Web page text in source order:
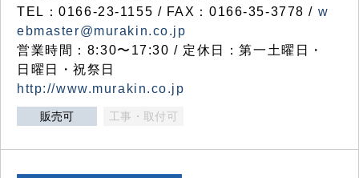
TEL：0166-23-1155 / FAX：0166-35-3778 / w
ebmaster@murakin.co.jp
営業時間：8:30〜17:30 / 定休日：第一土曜日・
日曜日・祝祭日
http://www.murakin.co.jp
販売可 工事・取付可